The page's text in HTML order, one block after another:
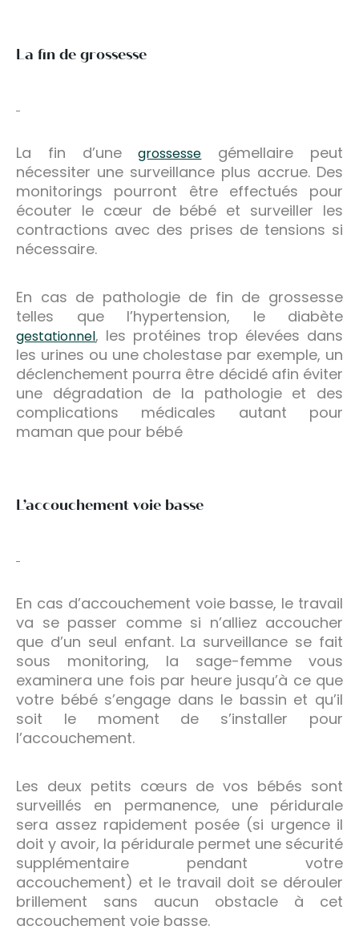
La fin de grossesse
La fin d’unegrossesse gémellaire peut
nécessiter une surveillance plus accrue. Des
monitorings pourront être effectués pour
écouter le cœur de bébé et surveiller les
contractions avec des prises de tensions si
nécessaire.
En cas de pathologie de fin de grossesse
telles que l’hypertension, le diabète
gestationnel, les protéines trop élevées dans
les urines ou une cholestase par exemple, un
déclenchement pourra être décidé afin éviter
une dégradation de la pathologie et des
complications médicales autant pour
maman que pour bébé
L’accouchement voie basse
En cas d’accouchement voie basse, le travail
va se passer comme si n’alliez accoucher
que d’un seul enfant. La surveillance se fait
sous monitoring, la sage-femme vous
examinera une fois par heure jusqu’à ce que
votre bébé s’engage dans le bassin et qu’il
soit le moment de s’installer pour
l’accouchement.
Les deux petits cœurs de vos bébés sont
surveillés en permanence, une péridurale
sera assez rapidement posée (si urgence il
doit y avoir, la péridurale permet une sécurité
supplémentaire pendant votre
accouchement) et le travail doit se dérouler
brillement sans aucun obstacle à cet
accouchement voie basse.